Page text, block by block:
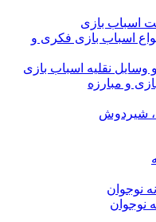
اسباب بازی
اسباب بازی فکری و
وسایل نقلیه اسباب بازی
و مبارزه
شیردوش
نوجوان
نوجوان